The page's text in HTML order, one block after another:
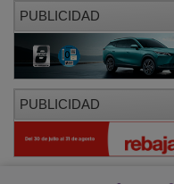
PUBLICIDAD
PUBLICIDAD